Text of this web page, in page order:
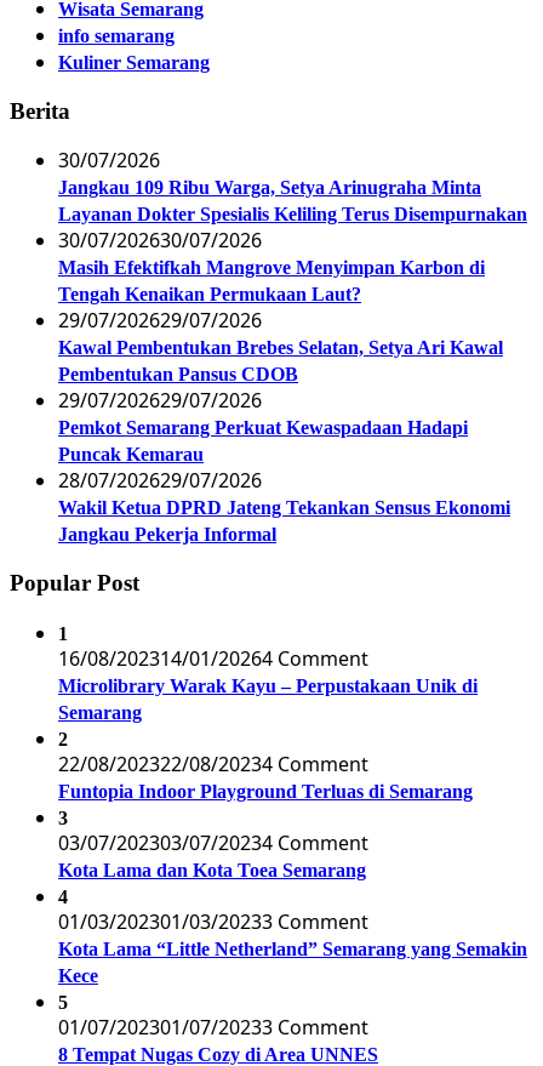
Wisata Semarang
info semarang
Kuliner Semarang
Berita
30/07/2026
Jangkau 109 Ribu Warga, Setya Arinugraha Minta
Layanan Dokter Spesialis Keliling Terus Disempurnakan
30/07/202630/07/2026
Masih Efektifkah Mangrove Menyimpan Karbon di
Tengah Kenaikan Permukaan Laut?
29/07/202629/07/2026
Kawal Pembentukan Brebes Selatan, Setya Ari Kawal
Pembentukan Pansus CDOB
29/07/202629/07/2026
Pemkot Semarang Perkuat Kewaspadaan Hadapi
Puncak Kemarau
28/07/202629/07/2026
Wakil Ketua DPRD Jateng Tekankan Sensus Ekonomi
Jangkau Pekerja Informal
Popular Post
1
16/08/202314/01/20264 Comment
Microlibrary Warak Kayu – Perpustakaan Unik di
Semarang
2
22/08/202322/08/20234 Comment
Funtopia Indoor Playground Terluas di Semarang
3
03/07/202303/07/20234 Comment
Kota Lama dan Kota Toea Semarang
4
01/03/202301/03/20233 Comment
Kota Lama “Little Netherland” Semarang yang Semakin
Kece
5
01/07/202301/07/20233 Comment
8 Tempat Nugas Cozy di Area UNNES